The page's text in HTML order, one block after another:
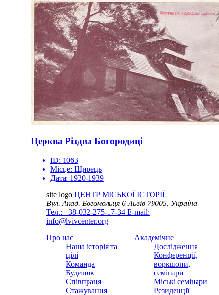
Церква Різдва Богородиці
ID: 1063
Місце: Щирець
Дата: 1920-1939
site logo ЦЕНТР МІСЬКОЇ ІСТОРІЇ
Вул. Акад. Богомольця 6Львів 79005, Україна
Тел.: +38-032-275-17-34 E-mail:
info@lvivcenter.org
Про нас
Наша історія та
цілі
Команда
Будинок
Співпраця
Стажування
Академічне
Дослідження
Конференції,
воркшопи,
семінари
Міські семінари
Резиденції